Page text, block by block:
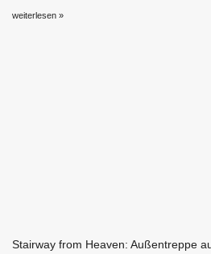
weiterlesen »
Stairway from Heaven: Außentreppe